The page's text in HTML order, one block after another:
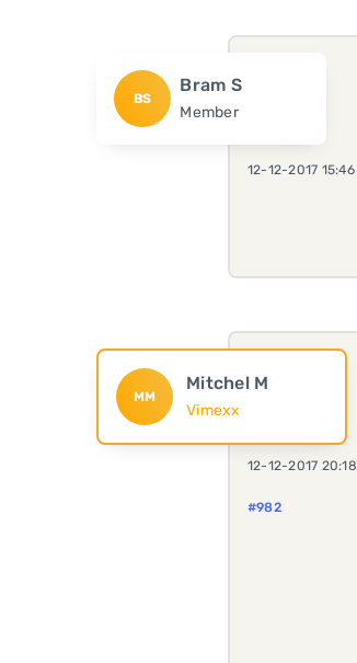
BS
Bram S
Member
12-12-2017 15:46
MM
Mitchel M
Vimexx
12-12-2017 20:18
#982